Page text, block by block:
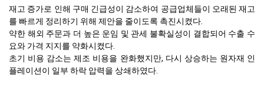
재고 증가로 인해 구매 긴급성이 감소하여 공급업체들이 오래된 재고
를 빠르게 정리하기 위해 제안을 줄이도록 촉진시켰다.
약한 해외 주문과 더 높은 운임 및 관세 불확실성이 결합되어 수출 수
요와 가격 지지를 약화시켰다.
초기 비용 감소는 제조 비용을 완화했지만, 다시 상승하는 원자재 인
플레이션이 일부 하락 압력을 상쇄하였다.